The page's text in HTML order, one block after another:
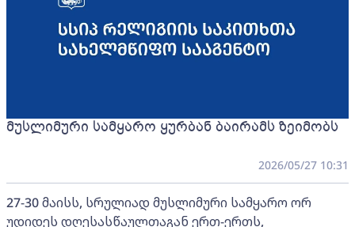
მუსლიმური სამყარო ყურბან ბაირამს ზეიმობს
2026/05/27 10:31
27-30 მაისს, სრულიად მუსლიმური სამყარო ორ
უდიდეს დღესასწაულთაგან ერთ-ერთს,